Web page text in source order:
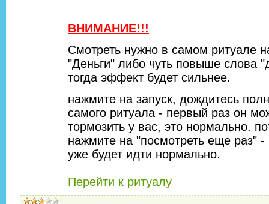
ВНИМАНИЕ!!!
Смотреть нужно в самом ритуале
"Деньги" либо чуть повыше слова
тогда эффект будет сильнее.
нажмите на запуск, дождитесь
самого ритуала - первый раз он
тормозить у вас, это нормально.
нажмите на "посмотреть еще раз" -
уже будет идти нормально.
Перейти к ритуалу